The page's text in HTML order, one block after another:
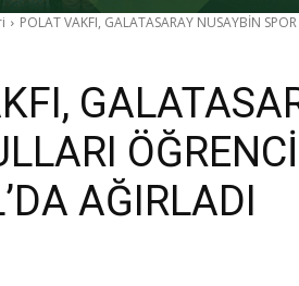
POLAT VAKFI, GALATASARAY NUSAYBİN
AĞIRLADI